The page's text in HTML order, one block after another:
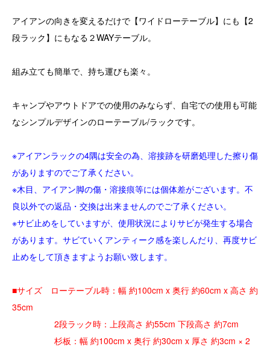
アイアンの向きを変えるだけで【ワイドローテーブル】にも【2
段ラック】にもなる２WAYテーブル。
組み立ても簡単で、持ち運びも楽々。
キャンプやアウトドアでの使用のみならず、自宅での使用も可能
なシンプルデザインのローテーブル/ラックです。
※アイアンラックの4隅は安全の為、溶接跡を研磨処理した擦り傷
がありますのでご了承ください。
※木目、アイアン脚の傷・溶接痕等には個体差がございます。不
良以外での返品・交換は出来ませんのでご了承ください。
※サビ止めをしていますが、使用状況によりサビが発生する場合
があります。サビていくアンティーク感を楽しんだり、再度サビ
止めをして頂きますようお願い致します。
■サイズ ローテーブル時：幅 約100cm x 奥行 約60cm x 高さ 約
35cm
2段ラック時：上段高さ 約55cm 下段高さ 約7cm
杉板：幅 約100cm x 奥行 約30cm x 厚さ 約3cm × 2